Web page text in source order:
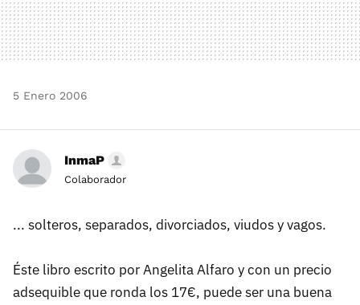
5 Enero 2006
InmaP
Colaborador
... solteros, separados, divorciados, viudos y vagos.
Éste libro escrito por Angelita Alfaro y con un precio
adsequible que ronda los 17€, puede ser una buena